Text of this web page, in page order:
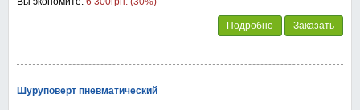
Подробно Заказать
Шуруповерт пневматический